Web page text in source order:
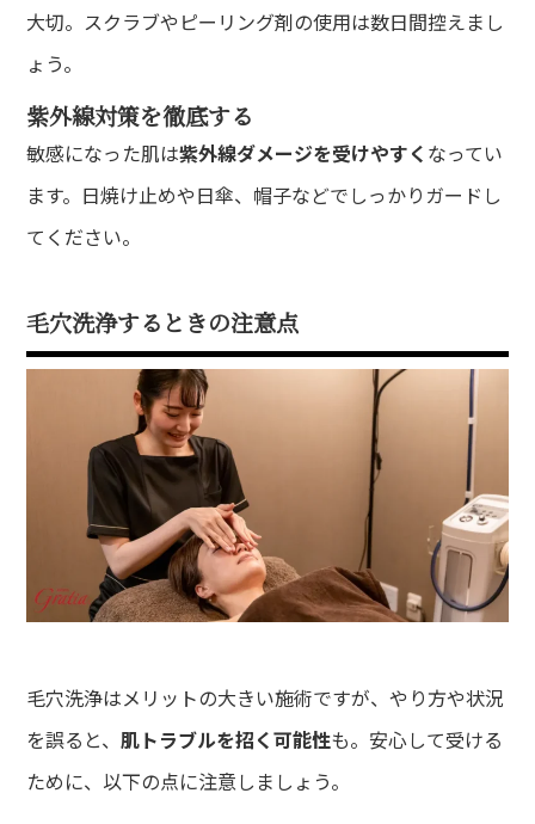
大切。スクラブやピーリング剤の使用は数日間控えまし
ょう。
紫外線対策を徹底する
敏感になった肌は紫外線ダメージを受けやすく なってい
ます。日焼け止めや日傘、帽子などでしっかりガードし
てください。
毛穴洗浄するときの注意点
毛穴洗浄はメリットの大きい施術ですが、やり方や状況
を誤ると、肌トラブルを招く可能性も。安心して受ける
ために、以下の点に注意しましょう。